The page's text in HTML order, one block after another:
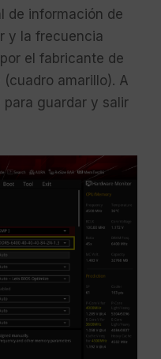
de información de
y la frecuencia
el fabricante de
amarillo). A
para guardar y salir